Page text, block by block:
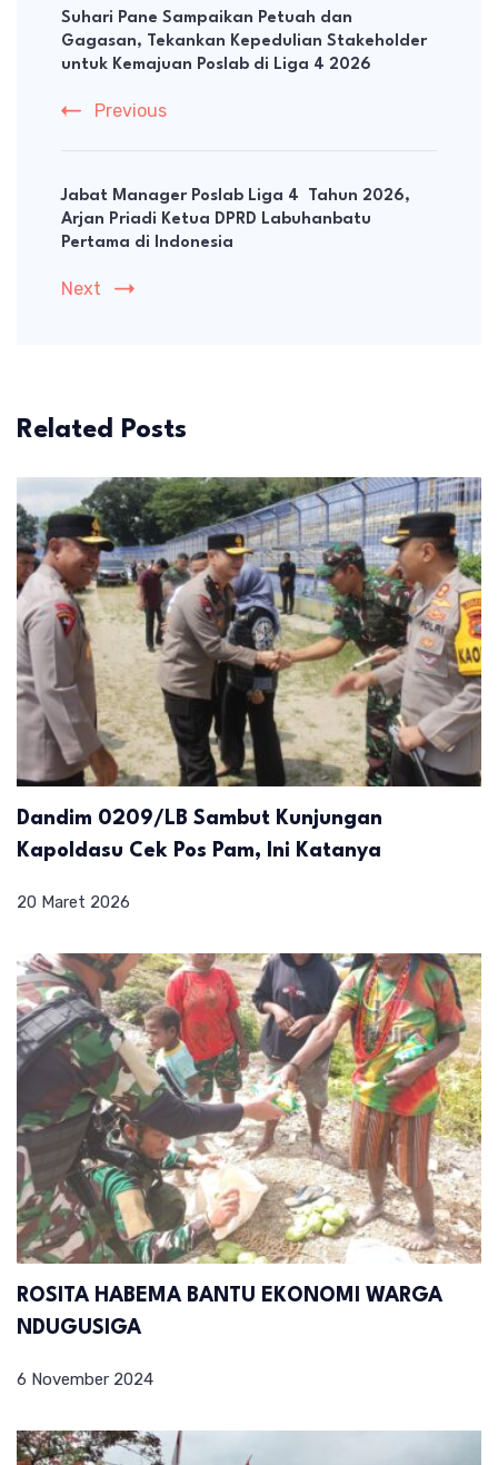
Navigation
Suhari Pane Sampaikan Petuah dan
Gagasan, Tekankan Kepedulian Stakeholder
untuk Kemajuan Poslab di Liga 4 2026
Previous
Jabat Manager Poslab Liga 4 Tahun 2026,
Arjan Priadi Ketua DPRD Labuhanbatu
Pertama di Indonesia
Next
Related Posts
Dandim 0209/LB Sambut Kunjungan
Kapoldasu Cek Pos Pam, Ini Katanya
20 Maret 2026
ROSITA HABEMA BANTU EKONOMI WARGA
NDUGUSIGA
6 November 2024